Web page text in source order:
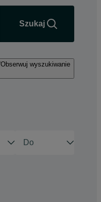
Szukaj
Obserwuj wyszukiwanie